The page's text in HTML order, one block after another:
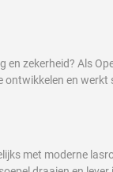
zekerheid? Als
en werkt
met moderne